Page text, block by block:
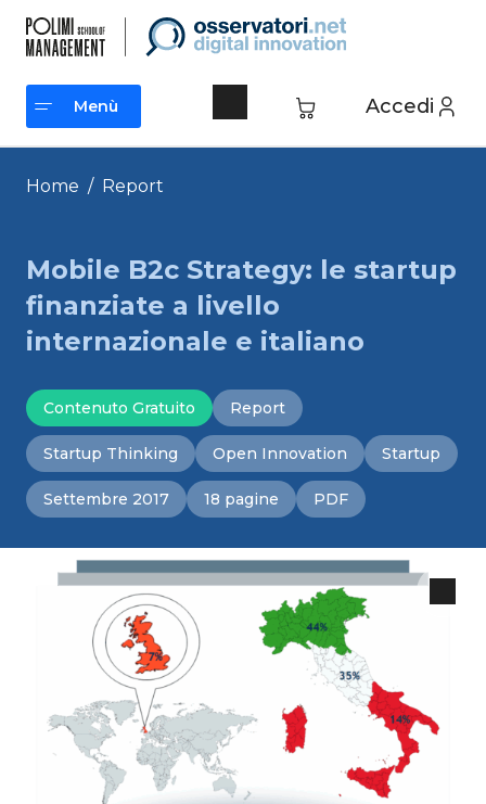
contenuto
Accedi
Menù
Menù
Home / Report
Mobile B2c Strategy: le startup
finanziate a livello
internazionale e italiano
Contenuto Gratuito Report
Startup Thinking Open Innovation Startup
Settembre 2017 18 pagine PDF